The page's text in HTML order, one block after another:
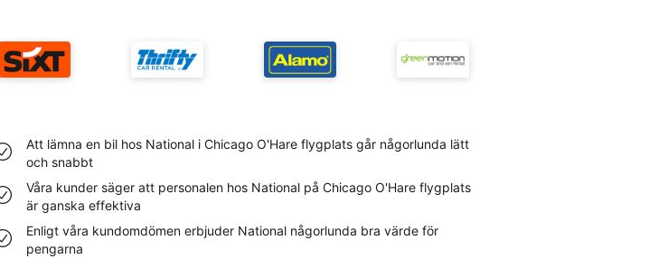
Att lämna en bil hos National i Chicago O'Hare flygplats går någorlunda lätt
och snabbt
Våra kunder säger att personalen hos National på Chicago O'Hare flygplats
är ganska effektiva
Enligt våra kundomdömen erbjuder National någorlunda bra värde för
pengarna